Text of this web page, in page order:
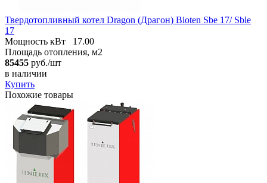
Твердотопливный котел Dragon (Драгон) Bioten Sbe 17/ Sble
17
Мощность кВт
17.00
Площадь отопления, м2
85455 руб./шт
в наличии
Купить
Похожие товары